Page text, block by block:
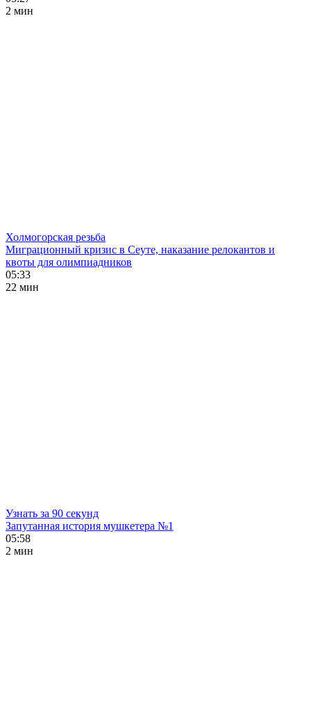
2 мин
Холмогорская резьба
Миграционный кризис в Сеуте, наказание релокантов и
квоты для олимпиадников
05:33
22 мин
Узнать за 90 секунд
Запутанная история мушкетера №1
05:58
2 мин